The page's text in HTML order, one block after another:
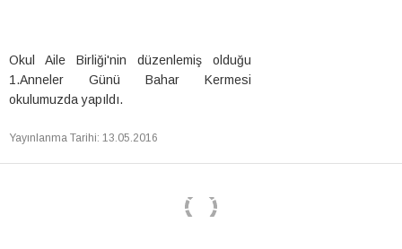
Okul Aile Birliği'nin düzenlemiş olduğu
1.Anneler Günü Bahar Kermesi
okulumuzda yapıldı.
Yayınlanma Tarihi: 13.05.2016